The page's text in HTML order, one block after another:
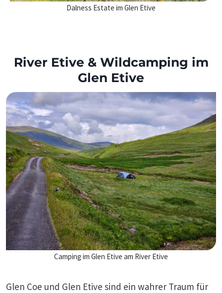
Dalness Estate im Glen Etive
River Etive & Wildcamping im
Glen Etive
Camping im Glen Etive am River Etive
Glen Coe und Glen Etive sind ein wahrer Traum für